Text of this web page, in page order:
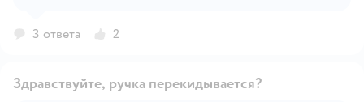
3 ответа 2
Здравствуйте, ручка перекидывается?